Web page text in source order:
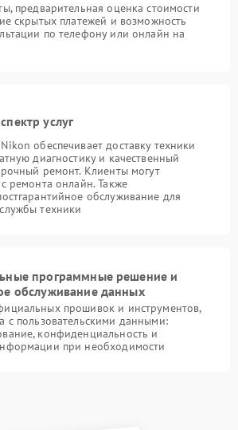
предварительная оценка стоимости
скрытых платежей и возможность
по телефону или онлайн на
услуг
обеспечивает доставку техники
диагностику и качественный
ремонт. Клиенты могут
ремонта онлайн. Также
обслуживание для
техники
программные решение и
обслуживание данных
прошивок и инструментов,
с пользовательскими данными:
конфиденциальность и
при необходимости